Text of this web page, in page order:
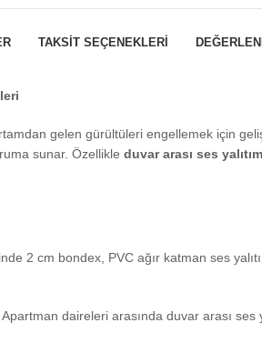
TAKSIT SEÇENEKLERI
gelen gürültüleri engellemek için
sunar. Özellikle duvar arası ses
2 cm bondex, PVC ağır katman ses
daireleri arasında duvar arası